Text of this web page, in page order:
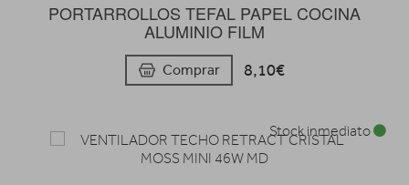
PORTARROLLOS TEFAL PAPEL COCINA
ALUMINIO FILM
Comprar 8,10€
Stock inmediato